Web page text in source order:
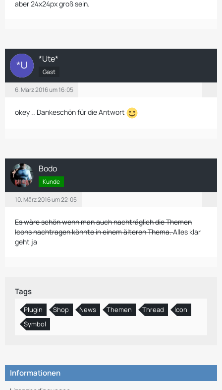
aber 24x24px groß sein.
*Ute*
Gast
6. März 2016 um 16:05
okey .. Dankeschön für die Antwort
Bodo
Kunde
10. März 2016 um 22:05
Es wäre schön wenn man auch nachträglich die Themen
Icons nachtragen könnte in einem älteren Thema.Alles klar
geht ja
Tags
Plugin Shop News Themen Thread
Icon
Symbol
Informationen